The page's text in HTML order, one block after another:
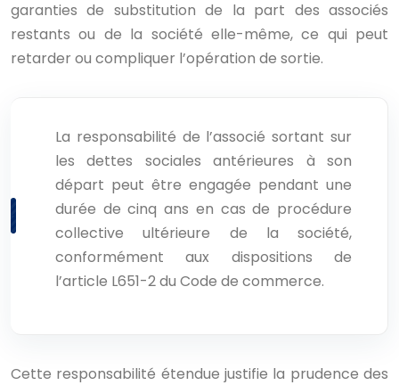
garanties de substitution de la part des associés
restants ou de la société elle-même, ce qui peut
retarder ou compliquer l’opération de sortie.
La responsabilité de l’associé sortant sur
les dettes sociales antérieures à son
départ peut être engagée pendant une
durée de cinq ans en cas de procédure
collective ultérieure de la société,
conformément aux dispositions de
l’article L651-2 du Code de commerce.
Cette responsabilité étendue justifie la prudence des